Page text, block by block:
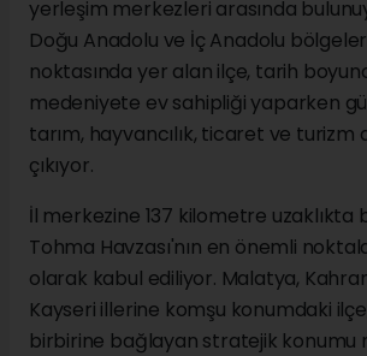
yerleşim merkezleri arasında
Doğu Anadolu ve İç Anadolu
noktasında yer alan ilçe, tarih
medeniyete ev sahipliği yaparken
tarım, hayvancılık, ticaret ve turizm
çıkıyor.
İl merkezine 137 kilometre uzaklıkta
Tohma Havzası'nın en önemli
olarak kabul ediliyor. Malatya,
Kayseri illerine komşu konumdaki
birbirine bağlayan stratejik konumu